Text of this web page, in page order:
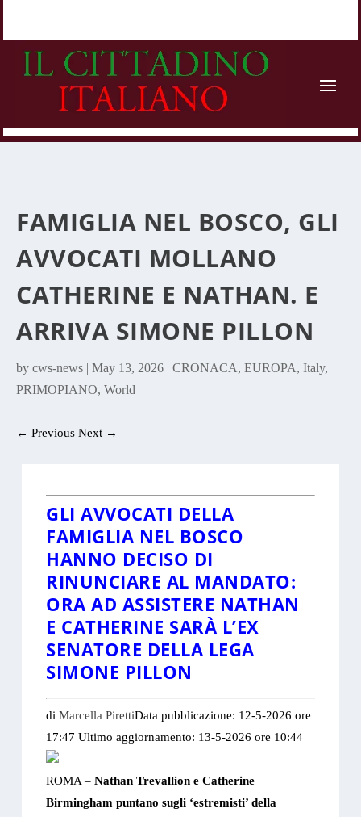
FAMIGLIA NEL BOSCO, GLI
AVVOCATI MOLLANO
CATHERINE E NATHAN. E
ARRIVA SIMONE PILLON
bycws-news |May 13, 2026 |CRONACA,EUROPA,Italy,
PRIMOPIANO,World
←Previous Next →
GLI AVVOCATI DELLA
FAMIGLIA NEL BOSCO
HANNO DECISO DI
RINUNCIARE AL MANDATO:
ORA AD ASSISTERE NATHAN
E CATHERINE SARÀ L’EX
SENATORE DELLA LEGA
SIMONE PILLON
diMarcella PirettiData pubblicazione: 12-5-2026 ore
17:47Ultimo aggiornamento: 13-5-2026 ore 10:44
ROMA – Nathan Trevallion e Catherine
Birmingham puntano sugli ‘estremisti’ della